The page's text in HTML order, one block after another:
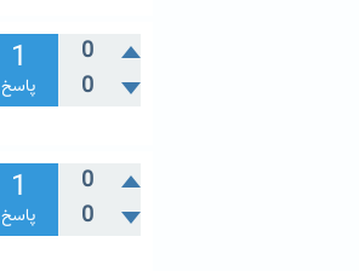
0
0
1
پاسخ
0
0
1
پاسخ